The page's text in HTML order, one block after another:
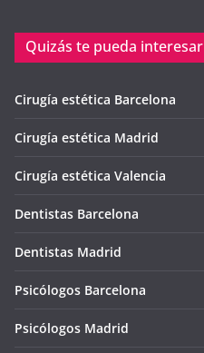
Quizás te pueda interesar
Cirugía estética Barcelona
Cirugía estética Madrid
Cirugía estética Valencia
Dentistas Barcelona
Dentistas Madrid
Psicólogos Barcelona
Psicólogos Madrid